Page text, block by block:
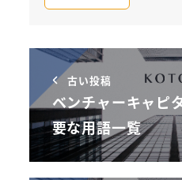
古い投稿
ベンチャーキャピ
要な用語一覧